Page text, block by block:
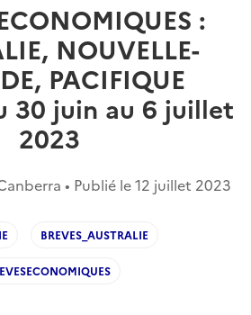
:
NOUVELLE-
PACIFIQUE
30 juin au 6 juillet
2023
• Publié le12 juillet 2023
BREVES_AUSTRALIE